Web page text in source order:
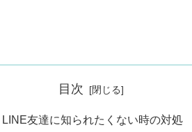
目次
LINE友達に知られたくない時の対処